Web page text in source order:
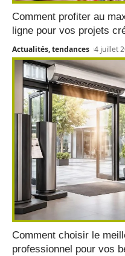
Comment profiter au
ligne pour vos projets
Actualités, tendances 4 juillet
Comment choisir le
professionnel pour vos